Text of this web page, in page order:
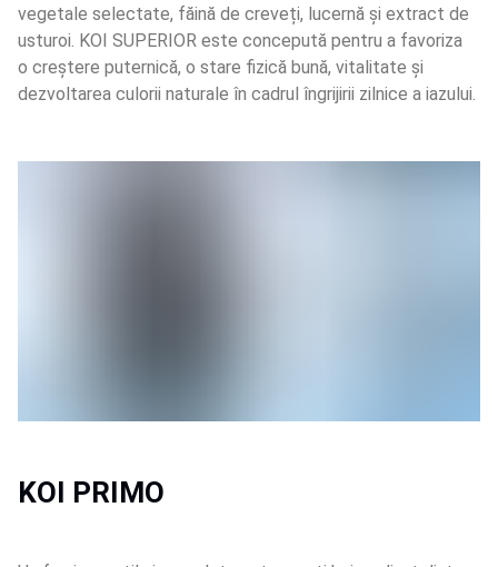
vegetale selectate, făină de creveți, lucernă și extract de
usturoi. KOI SUPERIOR este concepută pentru a favoriza
o creștere puternică, o stare fizică bună, vitalitate și
dezvoltarea culorii naturale în cadrul îngrijirii zilnice a iazului.
KOI PRIMO